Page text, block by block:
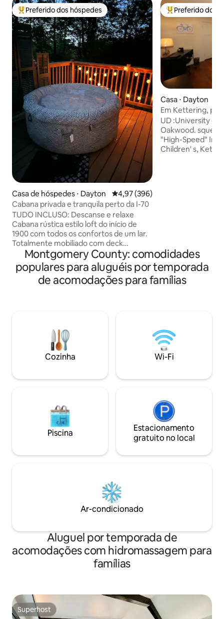
Entre os melhores preferidos dos hóspedes
Preferido dos hóspedes
Casa de hóspedes ⋅ Dayton 4,97 de uma avaliação média de
4,97 (396)
Cabana privada e tranquila perto da I-70
TUDO INCLUSO: Descanse e relaxe
Cabana rústica estilo loft do início de
1900 com todos os confortos de um lar.
Totalmente mobiliado com deck
privativo E iluminação solar, a banheira
de hidromassagem está aberta
Estacionamento iluminado ao lado da
cabana Desfrute de bons sonhos no
com sofá reclinável Máquina de lavar e
secar roupa na unidade Água, café e chá
- Observe que o espaço é ABERTO, SEM
paredes divisórias Convenientemente
Dayton
Entre os
Preferido dos
Casa ⋅ Dayton
Em Kettering,
UD/Oakwood/
UD :University of
Oakwood. squeaky
"High-Speed"
Children' s, Kettering & Miami Valley
Animais de
Montgomery County: comodidades
populares para aluguéis por temporada
de acomodações para famílias
Cozinha Wi-Fi
Piscina
Estacionamento
gratuito no local
Ar-condicionado
Aluguel por temporada de
acomodações com hidromassagem para
famílias
Superhost
Superhost